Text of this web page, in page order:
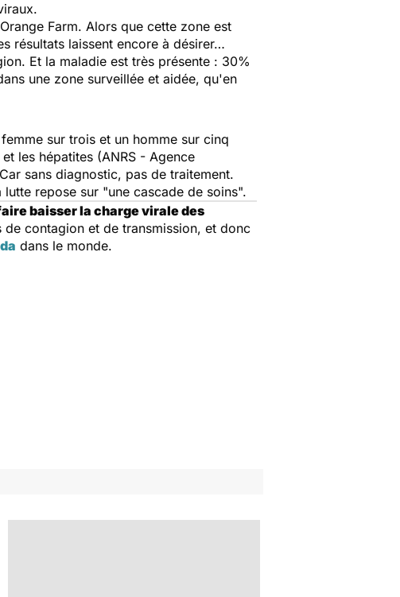
Farm. Alors que cette zone est
résultats laissent encore à désirer…
Et la maladie est très présente : 30%
une zone surveillée et aidée, qu'en
sur trois et un homme sur cinq
les hépatites (ANRS - Agence
sans diagnostic, pas de traitement.
repose sur "une cascade de soins".
baisser la charge virale des
contagion et de transmission, et donc
dans le monde.